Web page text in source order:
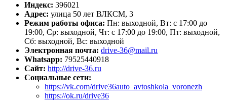
Индекс: 396021
Адрес: улица 50 лет ВЛКСМ, 3
Режим работы офиса: Пн: выходной, Вт: с 17:00 до
19:00, Ср: выходной, Чт: с 17:00 до 19:00, Пт: выходной,
Сб: выходной, Вс: выходной
Электронная почта: drive-36@mail.ru
Whatsapp: 79525440918
Сайт: http://drive-36.ru
Социальные сети:
https://vk.com/drive36auto_avtoshkola_voronezh
https://ok.ru/drive36